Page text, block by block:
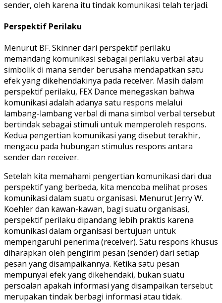
sender, oleh karena itu tindak komunikasi telah terjadi.
Perspektif Perilaku
Menurut BF. Skinner dari perspektif perilaku
memandang komunikasi sebagai perilaku verbal atau
simbolik di mana sender berusaha mendapatkan satu
efek yang dikehendakinya pada receiver. Masih dalam
perspektif perilaku, FEX Dance menegaskan bahwa
komunikasi adalah adanya satu respons melalui
lambang-lambang verbal di mana simbol verbal tersebut
bertindak sebagai stimuli untuk memperoleh respons.
Kedua pengertian komunikasi yang disebut terakhir,
mengacu pada hubungan stimulus respons antara
sender dan receiver.
Setelah kita memahami pengertian komunikasi dari dua
perspektif yang berbeda, kita mencoba melihat proses
komunikasi dalam suatu organisasi. Menurut Jerry W.
Koehler dan kawan-kawan, bagi suatu organisasi,
perspektif perilaku dipandang lebih praktis karena
komunikasi dalam organisasi bertujuan untuk
mempengaruhi penerima (receiver). Satu respons khusus
diharapkan oleh pengirim pesan (sender) dari setiap
pesan yang disampaikannya. Ketika satu pesan
mempunyai efek yang dikehendaki, bukan suatu
persoalan apakah informasi yang disampaikan tersebut
merupakan tindak berbagi informasi atau tidak.